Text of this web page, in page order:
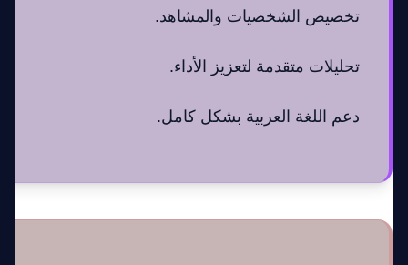
تخصيص الشخصيات والمشاهد.
تحليلات متقدمة لتعزيز الأداء.
دعم اللغة العربية بشكل كامل.